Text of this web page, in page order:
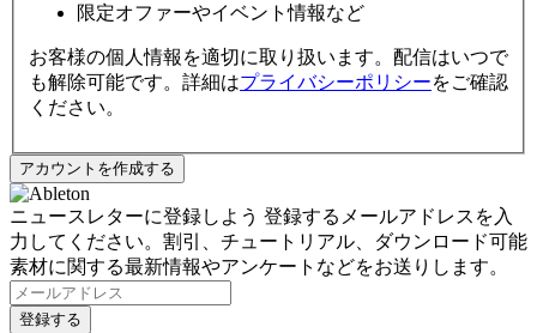
限定オファーやイベント情報など
お客様の個人情報を適切に取り扱います。配信はいつで
も解除可能です。詳細はプライバシーポリシーをご確認
ください。
ニュースレターに登録しよう 登録するメールアドレスを入
力してください。割引、チュートリアル、ダウンロード可能
素材に関する最新情報やアンケートなどをお送りします。